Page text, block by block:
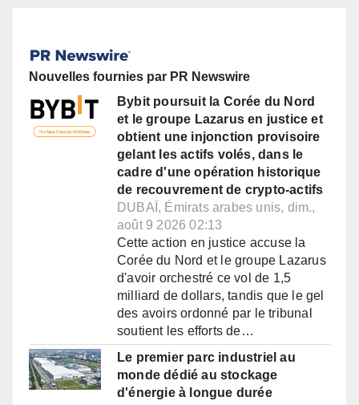
Nouvelles fournies par PR Newswire
Bybit poursuit la Corée du Nord
et le groupe Lazarus en justice et
obtient une injonction provisoire
gelant les actifs volés, dans le
cadre d'une opération historique
de recouvrement de crypto-actifs
DUBAÏ, Émirats arabes unis, dim.,
août 9 2026 02:13
Cette action en justice accuse la
Corée du Nord et le groupe Lazarus
d'avoir orchestré ce vol de 1,5
milliard de dollars, tandis que le gel
des avoirs ordonné par le tribunal
soutient les efforts de…
Le premier parc industriel au
monde dédié au stockage
d'énergie à longue durée